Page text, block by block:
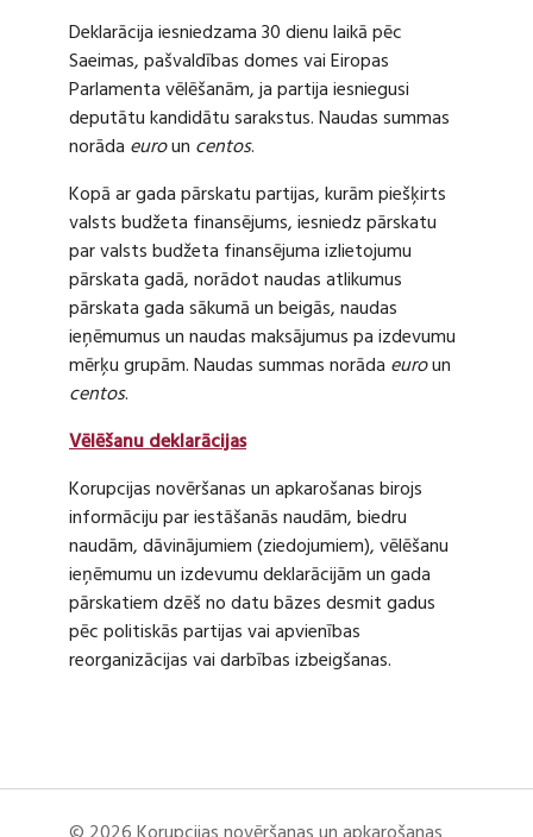
Deklarācija iesniedzama 30 dienu laikā pēc
Saeimas, pašvaldības domes vai Eiropas
Parlamenta vēlēšanām, ja partija iesniegusi
deputātu kandidātu sarakstus. Naudas summas
norāda euroun centos.
Kopā ar gada pārskatu partijas, kurām piešķirts
valsts budžeta finansējums, iesniedz pārskatu
par valsts budžeta finansējuma izlietojumu
pārskata gadā, norādot naudas atlikumus
pārskata gada sākumā un beigās, naudas
ieņēmumus un naudas maksājumus pa izdevumu
mērķu grupām. Naudas summas norāda euroun
centos.
Vēlēšanu deklarācijas
Korupcijas novēršanas un apkarošanas birojs
informāciju par iestāšanās naudām, biedru
naudām, dāvinājumiem (ziedojumiem), vēlēšanu
ieņēmumu un izdevumu deklarācijām un gada
pārskatiem dzēš no datu bāzes desmit gadus
pēc politiskās partijas vai apvienības
reorganizācijas vai darbības izbeigšanas.